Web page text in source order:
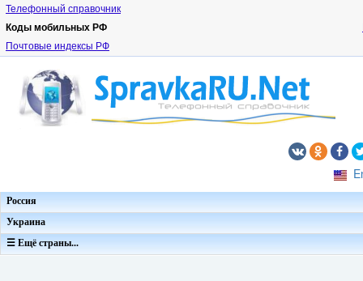
Телефонный справочник
Коды мобильных РФ
Почтовые индексы РФ
Россия
Украина
☰ Ещё страны...